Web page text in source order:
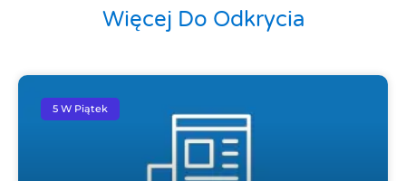
Więcej Do Odkrycia
5 W Piątek